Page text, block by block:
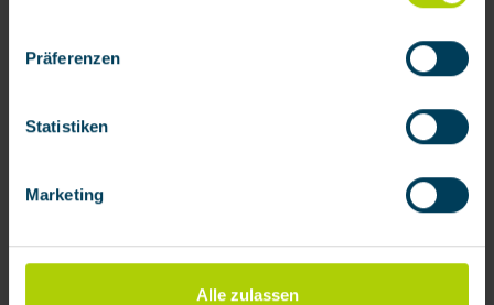
Mit Klick auf „[Zustimmen / Alles akzeptieren / etc.]“
erteilen Sie Ihre Einwilligung auch in die Weitergabe über
Ihr Verhalten in unserem Shop an unseren Partner, die
Deutschland), die diese Daten Ihnen nicht persönlich
zuordnen kann, sie aber zu eigenen Zwecken (z.B.
verarbeiten darf.
Präferenzen
Statistiken
Marketing
Alle zulassen
Produktinformationen
Augenlicht beeinträchtigt werden kann. Daher ist eine schnelle
Hilfe d…Mehr